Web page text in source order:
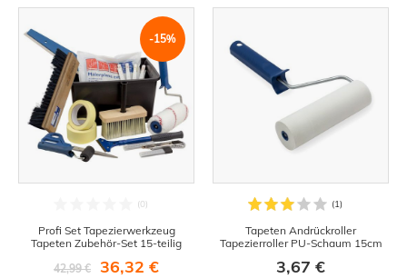
-15%
Profi Set Tapezierwerkzeug
Tapeten Zubehör-Set 15-teilig
42,99 €
36,32 €
Tapeten Andrückroller
Tapezierroller PU-Schaum 15cm
3,67 €